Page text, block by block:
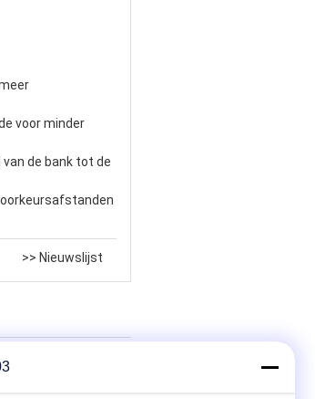
voor minder
de bank tot de
>> Nieuwslijst